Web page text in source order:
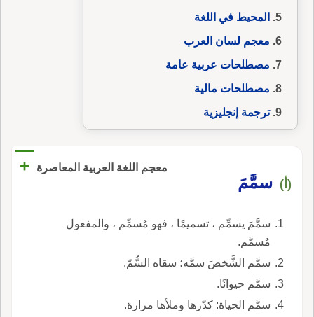
المحيط في اللغة
معجم لسان العرب
مصطلحات عربية عامة
مصطلحات مالية
ترجمة إنجليزية
معجم اللغة العربية المعاصرة +
(أ) سمَّمَ
سمَّمَ يسمِّم ، تسميمًا ، فهو مُسمِّم ، والمفعول
مُسمَّم.
سمَّم الشَّخصَ سمَّه؛ سقاه السُّمّ.
سمَّم حيوانًا.
سمَّم الحياة: كدّرها وملأها مرارة.